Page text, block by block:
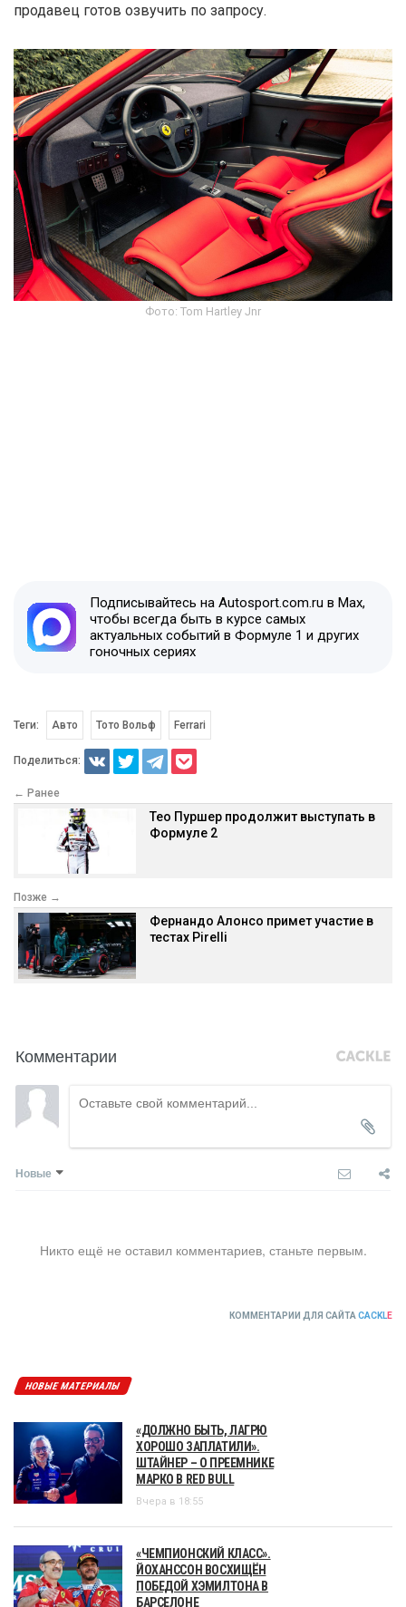
продавец готов озвучить по запросу.
Фото: Tom Hartley Jnr
Подписывайтесь на Autosport.com.ru в Max,
чтобы всегда быть в курсе самых
актуальных событий в Формуле 1 и других
гоночных сериях
Теги: Авто Тото Вольф Ferrari
Поделиться:
← Ранее
Тео Пуршер продолжит выступать в
Формуле 2
Позже →
Фернандо Алонсо примет участие в
тестах Pirelli
Комментарии
Новые
Никто ещё не оставил комментариев, станьте первым.
КОММЕНТАРИИ ДЛЯ САЙТА CACKLE
НОВЫЕ МАТЕРИАЛЫ
«ДОЛЖНО БЫТЬ, ЛАГРЮ
ХОРОШО ЗАПЛАТИЛИ».
ШТАЙНЕР – О ПРЕЕМНИКЕ
МАРКО В RED BULL
Вчера в 18:55
«ЧЕМПИОНСКИЙ КЛАСС».
ЙОХАНССОН ВОСХИЩЁН
ПОБЕДОЙ ХЭМИЛТОНА В
БАРСЕЛОНЕ